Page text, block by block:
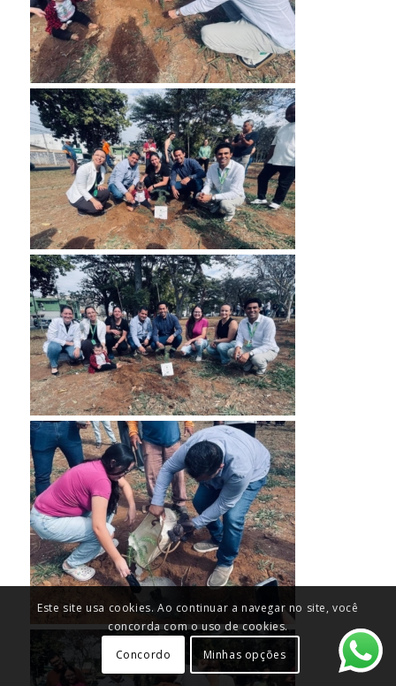
Este site usa cookies. Ao continuar a navegar no site, você
concorda com o uso de cookies.
Concordo
Minhas opções